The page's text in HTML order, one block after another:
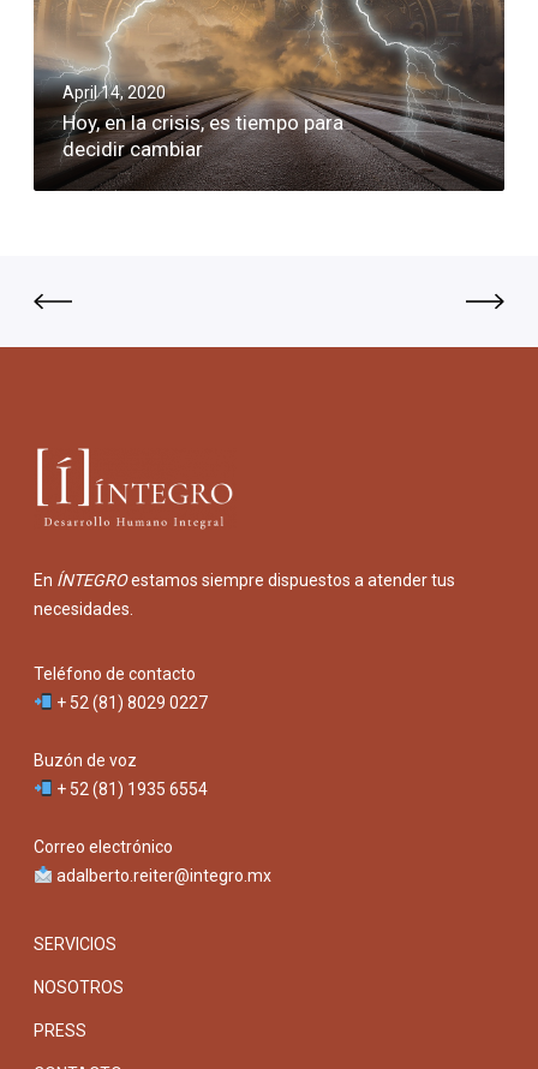
April 14, 2020
Hoy, en la crisis, es tiempo para
decidir cambiar
En ÍNTEGROestamos siempre dispuestos a atender tus
necesidades.
Teléfono de contacto
+ 52 (81) 8029 0227
Buzón de voz
+ 52 (81) 1935 6554
Correo electrónico
adalberto.reiter@integro.mx
SERVICIOS
NOSOTROS
PRESS